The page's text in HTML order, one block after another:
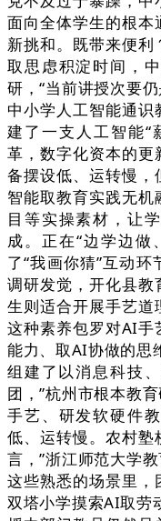
面向全体学生的根本
新挑和。既带来便
取思虑积淀时间，
研，“当前讲授次要
中小学人工智能通
建了一支人工智能“
革，数字化资本的更
备摆设低、运转慢
智能取教育实践无
目等实操素材，让
成。正在“边学边做
了“我画你猜”互动
调研发觉，开化县教
生则适合开展手艺道
这种素养包罗对AI手
能力、取AI协做的思
组建了以消息科技
团，”杭州市根本教
手艺、研发软硬件
低、运转慢。农村
言，”浙江师范大学
这些熟悉的场景里
双塔小学摸索AI取劳